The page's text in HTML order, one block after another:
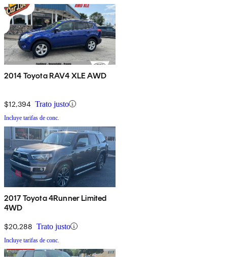
2014 Toyota RAV4 XLE AWD
$12,394 Trato justo
Incluye tarifas de conc.
2017 Toyota 4Runner Limited
4WD
$20,288 Trato justo
Incluye tarifas de conc.